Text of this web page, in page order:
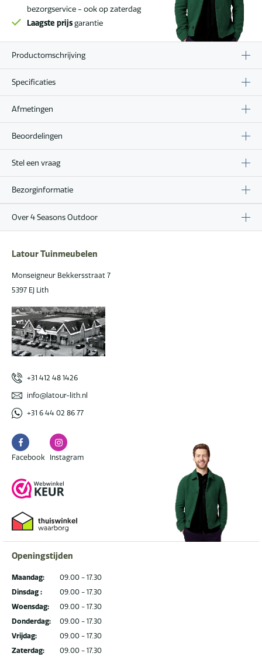
bezorgservice - ook op zaterdag
Laagste prijsgarantie
Productomschrijving
Specificaties
Afmetingen
Beoordelingen
Stel een vraag
Bezorginformatie
Over 4 Seasons Outdoor
Latour Tuinmeubelen
Monseigneur Bekkersstraat 7
5397 EJ Lith
+31 412 48 1426
info@latour-lith.nl
+31 6 44 02 86 77
Facebook
Facebook
Instagram
Instagram
Openingstijden
Maandag:
Dinsdag :
Woensdag:
Donderdag:
Vrijdag:
Zaterdag:
09.00 - 17.30
09.00 - 17.30
09.00 - 17.30
09.00 - 17.30
09.00 - 17.30
09.00 - 17.30